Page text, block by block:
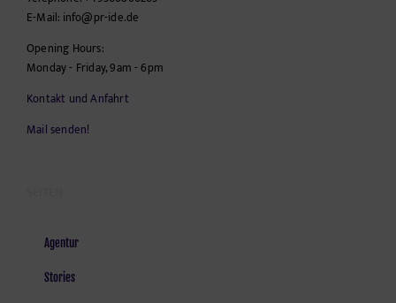
E-Mail: info@pr-ide.de
Opening Hours:
Monday - Friday, 9am - 6pm
Kontakt und Anfahrt
Mail senden!
Agentur
Stories